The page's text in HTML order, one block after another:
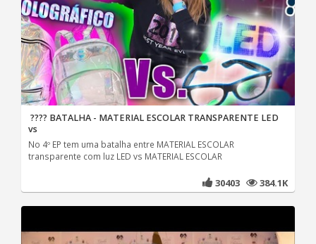
​ ​???? BATALHA - MATERIAL ESCOLAR TRANSPARENTE LED
vs
No 4º EP tem uma batalha entre MATERIAL ESCOLAR
transparente com luz LED vs MATERIAL ESCOLAR
30403 384.1K